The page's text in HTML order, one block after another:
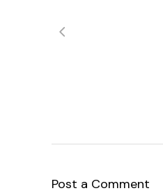
Post a Comment